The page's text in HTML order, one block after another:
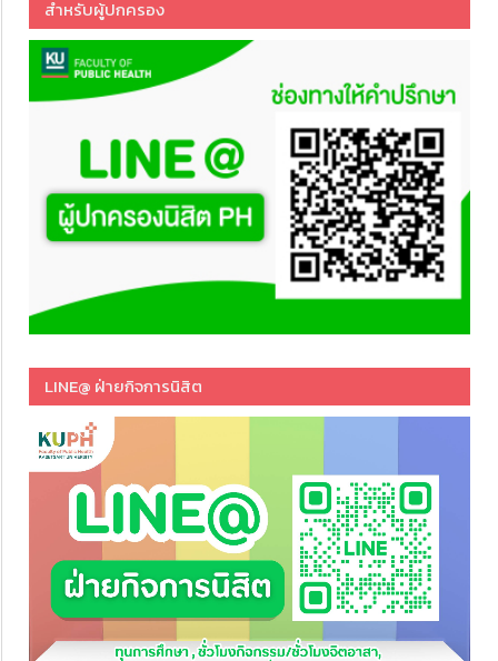
สำหรับผู้ปกครอง
LINE@ ฝ่ายกิจการนิสิต